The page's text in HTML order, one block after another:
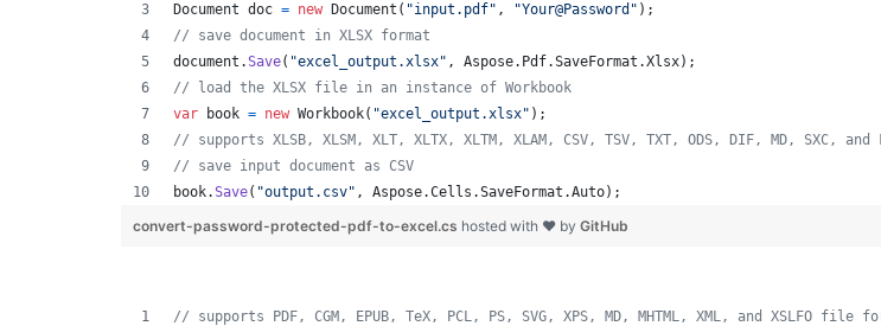
Document doc = new Document ( "input.pdf" , "Your@Password" ) ;
// save document in XLSX format
document .Save( "excel_output.xlsx" , Aspose. Pdf.SaveFormat .Xlsx) ;
// load the XLSX file in an instance of Workbook
var
book = new Workbook( "excel_output.xlsx" ) ;
// supports XLSB, XLSM, XLT, XLTX, XLTM, XLAM, CSV, TSV, TXT, ODS, DIF, MD, SXC,
// save input document as CSV
book.Save( "output.csv" , Aspose.Cells .SaveFormat .Auto) ;
convert-password-protected-pdf-to-excel.cs hosted with ❤ by GitHub
// supports PDF, CGM, EPUB, TeX, PCL, PS, SVG, XPS, MD, MHTML, XML, and XSLFO file